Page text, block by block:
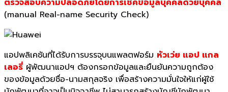
(manual Real-name Security Check)
แอปพลิเคชันที่ได้รับการบรรจุบนแพลตฟอร์ม หัวเว่ย แอป แกล
เลอรี่ ผู้พัฒนาแอปฯ ต้องกรอกข้อมูลและยืนยันความถูกต้อง
ของข้อมูลด้วยชื่อ-นามสกุลจริง เพื่อสร้างความมั่นใจให้แก่ผู้ใช้